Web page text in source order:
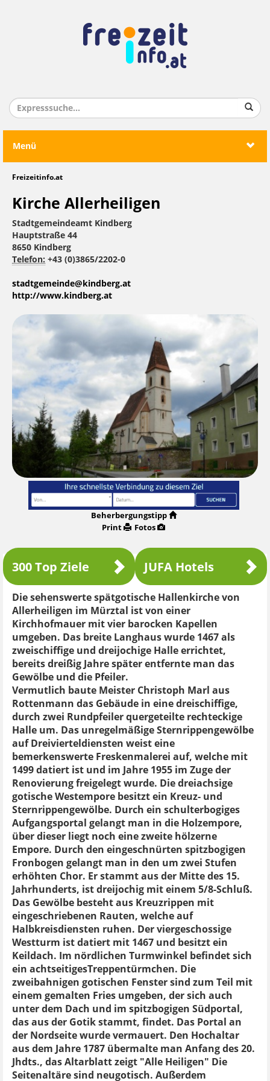
Menü
Freizeitinfo.at
Kirche Allerheiligen
Stadtgemeindeamt Kindberg
Hauptstraße 44
8650 Kindberg
Telefon: +43 (0)3865/2202-0
stadtgemeinde@kindberg.at
http://www.kindberg.at
Beherbergungstipp
Print
Fotos
300 Top Ziele JUFA Hotels
Die sehenswerte spätgotische Hallenkirche von
Allerheiligen im Mürztal ist von einer
Kirchhofmauer mit vier barocken Kapellen
umgeben. Das breite Langhaus wurde 1467 als
zweischiffige und dreijochige Halle errichtet,
bereits dreißig Jahre später entfernte man das
Gewölbe und die Pfeiler.
Vermutlich baute Meister Christoph Marl aus
Rottenmann das Gebäude in eine dreischiffige,
durch zwei Rundpfeiler quergeteilte rechteckige
Halle um. Das unregelmäßige Sternrippengewölbe
auf Dreivierteldiensten weist eine
bemerkenswerte Freskenmalerei auf, welche mit
1499 datiert ist und im Jahre 1955 im Zuge der
Renovierung freigelegt wurde. Die dreiachsige
gotische Westempore besitzt ein Kreuz- und
Sternrippengewölbe. Durch ein schulterbogiges
Aufgangsportal gelangt man in die Holzempore,
über dieser liegt noch eine zweite hölzerne
Empore. Durch den eingeschnürten spitzbogigen
Fronbogen gelangt man in den um zwei Stufen
erhöhten Chor. Er stammt aus der Mitte des 15.
Jahrhunderts, ist dreijochig mit einem 5/8-Schluß.
Das Gewölbe besteht aus Kreuzrippen mit
eingeschriebenen Rauten, welche auf
Halbkreisdiensten ruhen. Der viergeschossige
Westturm ist datiert mit 1467 und besitzt ein
Keildach. Im nördlichen Turmwinkel befindet sich
ein achtseitigesTreppentürmchen. Die
zweibahnigen gotischen Fenster sind zum Teil mit
einem gemalten Fries umgeben, der sich auch
unter dem Dach und im spitzbogigen Südportal,
das aus der Gotik stammt, findet. Das Portal an
der Nordseite wurde vermauert. Den Hochaltar
aus dem Jahre 1787 übermalte man Anfang des 20.
Jhdts., das Altarblatt zeigt "Alle Heiligen" Die
Seitenaltäre sind neugotisch. Außerdem